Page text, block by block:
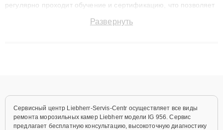
регулярно проходит обучение и сертификацию, что позволяет
технику с сохранением гарантии до 3 лет. Наши мастера
Развернуть
Сервисный центр Liebherr-Servis-Centr осуществляет все виды
ремонта морозильных камер Liebherr модели IG 956. Сервис
предлагает бесплатную консультацию, высокоточную диагностику